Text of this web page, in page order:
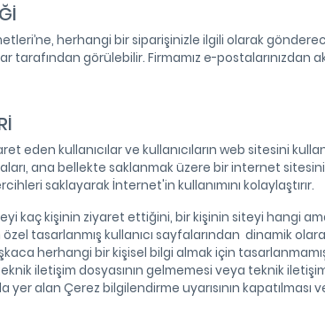
herhangi bir siparişinizle ilgili olarak
tarafından görülebilir. Firmamız e-
eden kullanıcılar ve kullanıcıların web sitesini
ana bellekte saklanmak üzere bir internet
saklayarak İnternet'in kullanımını kolaylaştırır.
kaç kişinin ziyaret ettiğini, bir kişinin siteyi hangi
tasarlanmış kullanıcı sayfalarından dinamik
herhangi bir kişisel bilgi almak için
iletişim dosyasının gelmemesi veya teknik
yer alan Çerez bilgilendirme uyarısının